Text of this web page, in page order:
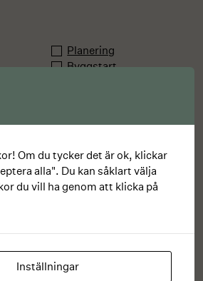
Planering
Byggstart
Om du tycker det är ok, klickar
alla". Du kan såklart välja
du vill ha genom att klicka på
Inställningar